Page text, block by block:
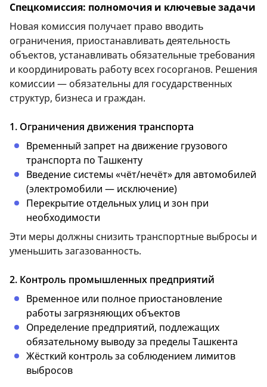
Спецкомиссия: полномочия и ключевые задачи
Новая комиссия получает право вводить
ограничения, приостанавливать деятельность
объектов, устанавливать обязательные требования
и координировать работу всех госорганов. Решения
комиссии — обязательны для государственных
структур, бизнеса и граждан.
1. Ограничения движения транспорта
Временный запрет на движение грузового
транспорта по Ташкенту
Введение системы «чёт/нечёт» для автомобилей
(электромобили — исключение)
Перекрытие отдельных улиц и зон при
необходимости
Эти меры должны снизить транспортные выбросы и
уменьшить загазованность.
2. Контроль промышленных предприятий
Временное или полное приостановление
работы загрязняющих объектов
Определение предприятий, подлежащих
обязательному выводу за пределы Ташкента
Жёсткий контроль за соблюдением лимитов
выбросов